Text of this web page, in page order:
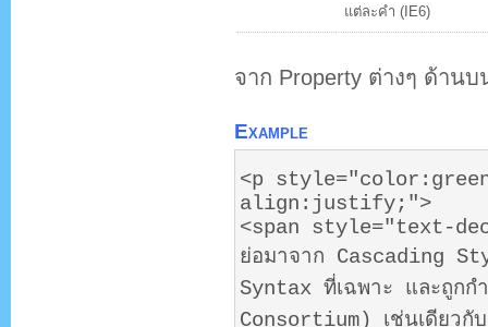
แต่ละคำ (IE6)
จาก Property ต่างๆ ด้าน
Example
<p
align:justify;">
<span style="text-
ย่อมาจาก Cascading
Syntax ที่เฉพาะ และถูกก
Consortium) เช่นเดียวกับ